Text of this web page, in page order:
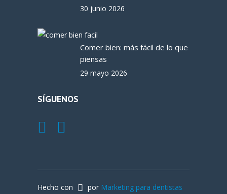
30 junio 2026
Comer bien: más fácil de lo que
piensas
29 mayo 2026
SÍGUENOS
Hecho con por Marketing para dentistas